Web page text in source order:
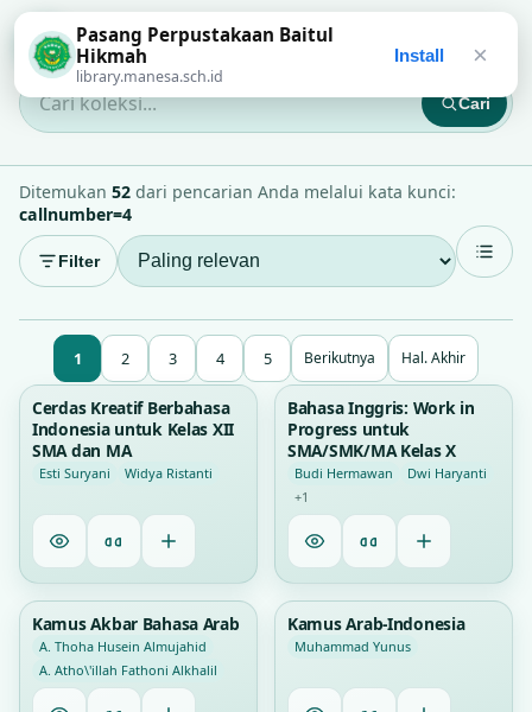
Perpustakaan Baitul Hikmah
Cari koleksi... Cari
Ditemukan 52 dari pencarian Anda melalui kata kunci:
callnumber=4
Filter
1 2 3 4 5 Berikutnya Hal. Akhir
Cerdas Kreatif Berbahasa
Indonesia untuk Kelas XII
SMA dan MA
Esti Suryani Widya Ristanti
35
Bahasa Inggris: Work in
Progress untuk
SMA/SMK/MA Kelas X
Budi Hermawan
Dwi Haryanti
+1
Kamus Akbar Bahasa Arab
A. Thoha Husein Almujahid
A. Atho\'illah Fathoni Alkhalil
Kamus Arab-Indonesia
Muhammad Yunus
Pasang Perpustakaan Baitul
Hikmah
library.manesa.sch.id
Install ×